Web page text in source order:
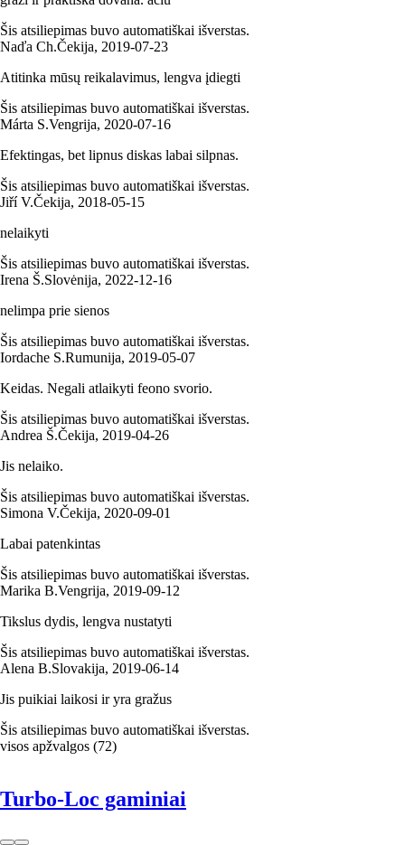
Šis atsiliepimas buvo automatiškai išverstas.
Naďa Ch.Čekija, 2019‑07‑23
Atitinka mūsų reikalavimus, lengva įdiegti
Šis atsiliepimas buvo automatiškai išverstas.
Márta S.Vengrija, 2020‑07‑16
Efektingas, bet lipnus diskas labai silpnas.
Šis atsiliepimas buvo automatiškai išverstas.
Jiří V.Čekija, 2018‑05‑15
nelaikyti
Šis atsiliepimas buvo automatiškai išverstas.
Irena Š.Slovėnija, 2022‑12‑16
nelimpa prie sienos
Šis atsiliepimas buvo automatiškai išverstas.
Iordache S.Rumunija, 2019‑05‑07
Keidas. Negali atlaikyti feono svorio.
Šis atsiliepimas buvo automatiškai išverstas.
Andrea Š.Čekija, 2019‑04‑26
Jis nelaiko.
Šis atsiliepimas buvo automatiškai išverstas.
Simona V.Čekija, 2020‑09‑01
Labai patenkintas
Šis atsiliepimas buvo automatiškai išverstas.
Marika B.Vengrija, 2019‑09‑12
Tikslus dydis, lengva nustatyti
Šis atsiliepimas buvo automatiškai išverstas.
Alena B.Slovakija, 2019‑06‑14
Jis puikiai laikosi ir yra gražus
Šis atsiliepimas buvo automatiškai išverstas.
visos apžvalgos (72)
Turbo-Loc gaminiai